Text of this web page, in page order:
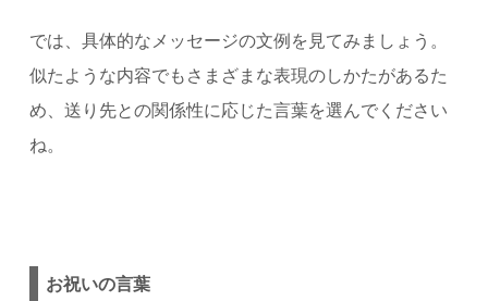
では、具体的なメッセージの文例を見てみましょう。
似たような内容でもさまざまな表現のしかたがあるた
め、送り先との関係性に応じた言葉を選んでください
ね。
お祝いの言葉